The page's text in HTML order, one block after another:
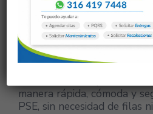
¡Paga
de PSE!
En IPS OXICARE,
manera rápida, cómoda y
PSE, sin necesidad de filas